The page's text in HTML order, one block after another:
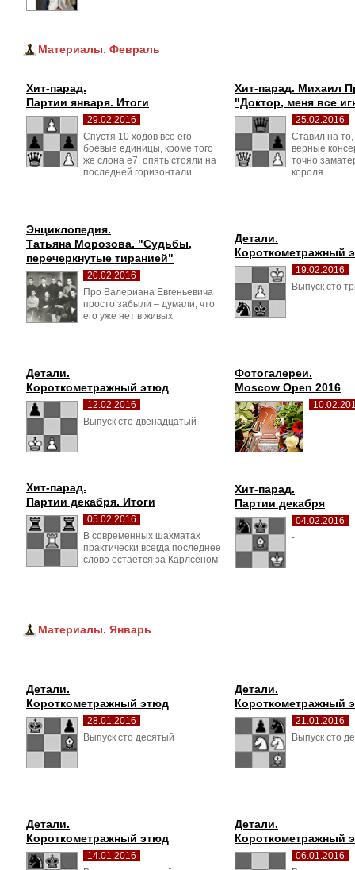
Материалы. Февраль
Хит-парад.
Партии января. Итоги
29.02.2016
Спустя 10 ходов все его
боевые единицы, кроме того
же слона е7, опять стояли на
последней горизонтали
Хит-парад. Михаил
"Доктор, меня все
25.02.2016
Ставил на
верные
точно
короля
Энциклопедия.
Татьяна Морозова. "Судьбы,
перечеркнутые тиранией"
20.02.2016
Про Валериана Евгеньевича
просто забыли – думали, что
его уже нет в живых
Детали.
Короткометражный
19.02.2016
Выпуск сто
Детали.
Короткометражный этюд
12.02.2016
Выпуск сто двенадцатый
Фотогалереи.
Moscow Open 2016
Хит-парад.
Партии декабря. Итоги
05.02.2016
В современных шахматах
практически всегда последнее
слово остается за Карлсеном
Хит-парад.
Партии декабря
04.02.2016
-
Материалы. Январь
Детали.
Короткометражный этюд
28.01.2016
Выпуск сто десятый
Детали.
Короткометражный
21.01.2016
Выпуск сто
Детали.
Короткометражный этюд
14.01.2016
Детали.
Короткометражный
06.01.2016